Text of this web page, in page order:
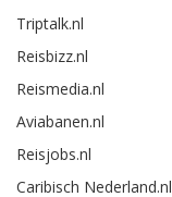
Triptalk.nl
Reisbizz.nl
Reismedia.nl
Aviabanen.nl
Reisjobs.nl
Caribisch Nederland.nl